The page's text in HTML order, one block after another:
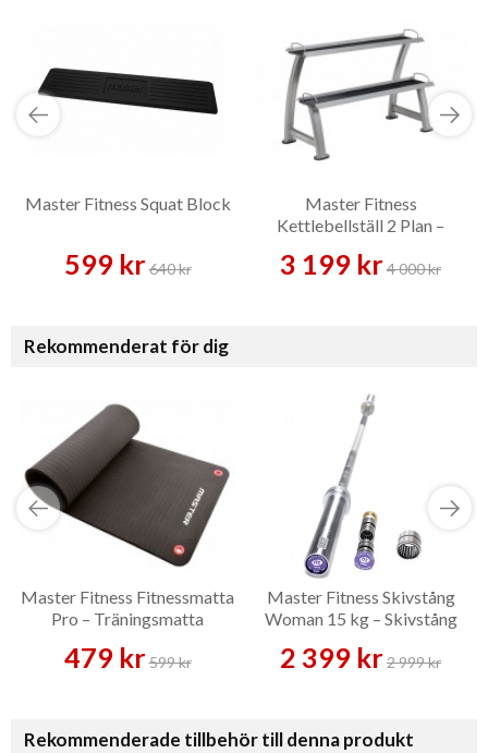
Master Fitness Squat Block
599 kr640 kr
Master Fitness
Kettlebellställ 2 Plan –
3 199 kr4 000 kr
Rekommenderat för dig
Master Fitness Fitnessmatta
Pro – Träningsmatta
479 kr599 kr
Master Fitness Skivstång
Woman 15 kg – Skivstång
2 399 kr2 999 kr
Rekommenderade tillbehör till denna produkt